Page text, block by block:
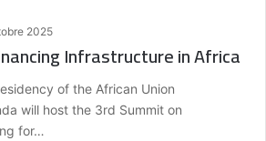
2025
Infrastructure in Africa
of the African Union
will host the 3rd Summit on
for…